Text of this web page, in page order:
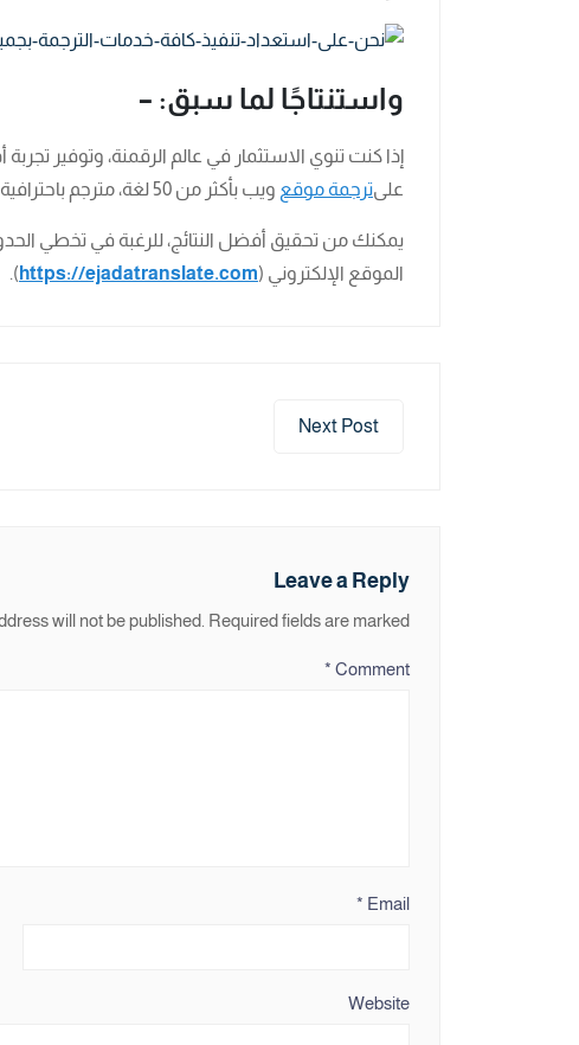
واستنتاجًا لما سبق: –
إذا كنت تنوي الاستثمار في عالم الرقمنة، وتوفير
علىترجمة موقع ويب بأكثر من 50 لغة، مترجم باحترافية عالية.
يمكنك من تحقيق أفضل النتائج، للرغبة في تخطي
الموقع الإلكتروني (https://ejadatranslate.com
).
Next Post
Leave a Reply
will not be published. Required fields are marked
Comment
*
Email
*
Website